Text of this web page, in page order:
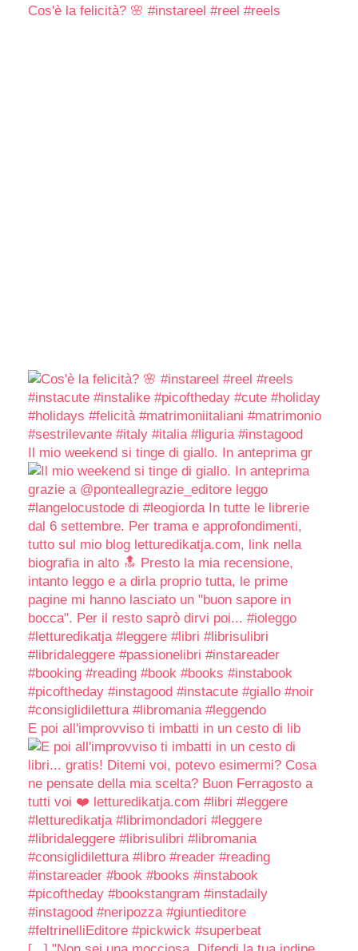
Cos'è la felicità? 🌸 #instareel #reel #reels
Il mio weekend si tinge di giallo. In anteprima gr
E poi all'improvviso ti imbatti in un cesto di lib